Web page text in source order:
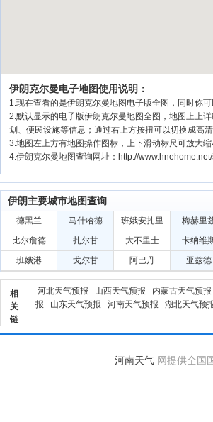
伊朗克尔曼电子地图使用说明：
1.现在查看的是伊朗克尔曼地图电子版全图，同时你
2.默认显示的电子版伊朗克尔曼地图全图，地图上上
划、便民设施等信息；通过右上方按扭可以切换成高
3.地图左上方有地图操作图标，上下滑动标尺可放大
4.伊朗克尔曼地图查询网址：http://
伊朗主要城市地图查询
德黑兰 马什哈德 班娥安扎里 梅赫里
比尔詹德
扎尔甘 大不里士 卡纳维
班娥港
戈尔甘 阿巴丹 亚兹德
相
关
链
河北天气预报 山西天气预报 内蒙古天气预报
报
山东天气预报 河南天气预报 湖北天气预
河南天气 网提供全国